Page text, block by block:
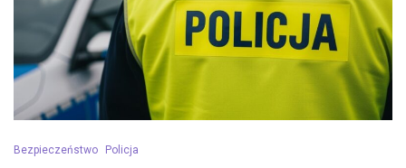
Bezpieczeństwo Policja